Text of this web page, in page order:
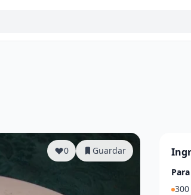
0 Guardar